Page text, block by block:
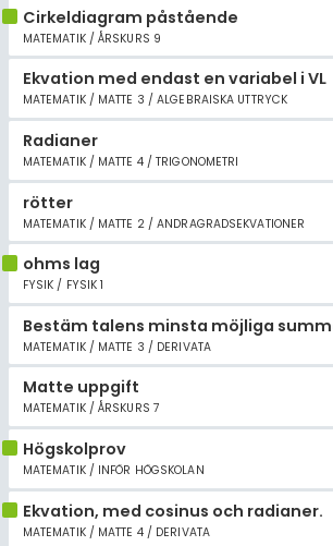
Cirkeldiagram påstående
MATEMATIK / ÅRSKURS 9
Ekvation med endast en variabel i VL
MATEMATIK / MATTE 3 / ALGEBRAISKA UTTRYCK
Radianer
MATEMATIK / MATTE 4 / TRIGONOMETRI
rötter
MATEMATIK / MATTE 2 / ANDRAGRADSEKVATIONER
ohms lag
FYSIK / FYSIK 1
Bestäm talens minsta möjliga
MATEMATIK / MATTE 3 / DERIVATA
Matte uppgift
MATEMATIK / ÅRSKURS 7
Högskolprov
MATEMATIK / INFÖR HÖGSKOLAN
Ekvation, med cosinus och radianer.
MATEMATIK / MATTE 4 / DERIVATA